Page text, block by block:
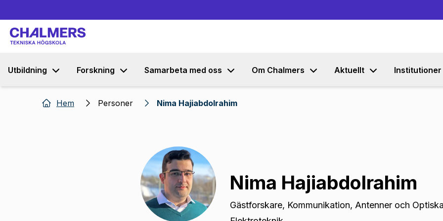
Utbildning Forskning Samarbeta med oss Om Chalmers Aktuellt Institutioner
Hem Personer Nima Hajiabdolrahim
Nima Hajiabdolrahim
Gästforskare, Kommunikation, Antenner och